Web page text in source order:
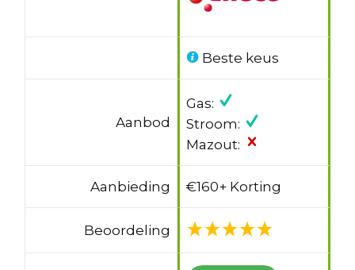
Beste keus
Aanbod
Gas:
Stroom:
Mazout:
Aanbieding €160+ Korting
Beoordeling